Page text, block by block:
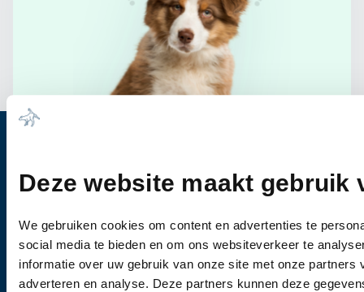
Deze website maakt gebruik
We gebruiken cookies om content en advertenties te
social media te bieden en om ons websiteverkeer te
informatie over uw gebruik van onze site met onze partners
adverteren en analyse. Deze partners kunnen deze
Bel ons0344-612976
Wanneer u vragen heeft of een afspraak wil
maken, dan kunt u vrijblijvend contact met ons
opnemen.